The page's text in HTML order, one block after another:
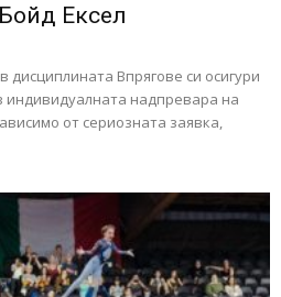
Ексел
дисциплината Впрягове си осигури
индивидуалната надпревара на
от сериозната заявка,